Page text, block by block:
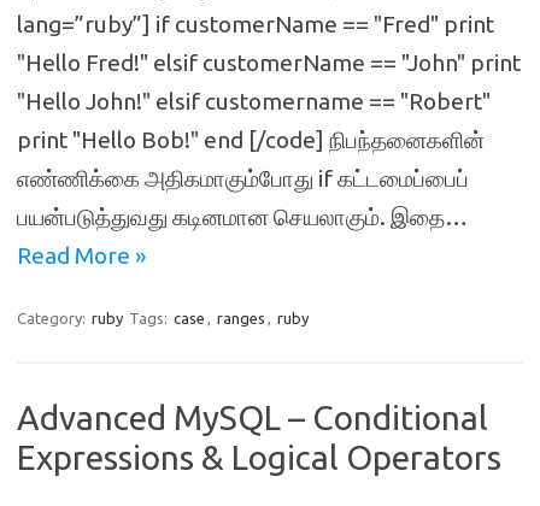
lang=”ruby”] if customerName == "Fred" print
"Hello Fred!" elsif customerName == "John" print
"Hello John!" elsif customername == "Robert"
print "Hello Bob!" end [/code] நிபந்தனைகளின்
எண்ணிக்கை அதிகமாகும்போது if கட்டமைப்பைப்
பயன்படுத்துவது கடினமான செயலாகும். இதை…
Read More »
Category: ruby Tags: case , ranges , ruby
Advanced MySQL – Conditional
Expressions & Logical Operators